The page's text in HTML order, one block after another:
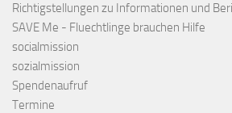
Richtigstellungen zu Informationen und
SAVE Me - Fluechtlinge brauchen Hilfe
socialmission
sozialmission
Spendenaufruf
Termine